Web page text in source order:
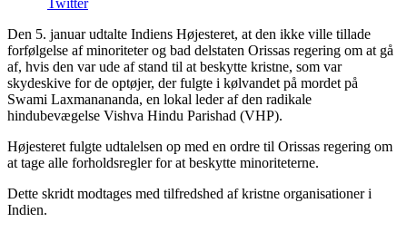
Twitter
Den 5. januar udtalte Indiens Højesteret, at den ikke ville tillade
forfølgelse af minoriteter og bad delstaten Orissas regering om at gå
af, hvis den var ude af stand til at beskytte kristne, som var
skydeskive for de optøjer, der fulgte i kølvandet på mordet på
Swami Laxmanananda, en lokal leder af den radikale
hindubevægelse Vishva Hindu Parishad (VHP).
Højesteret fulgte udtalelsen op med en ordre til Orissas regering om
at tage alle forholdsregler for at beskytte minoriteterne.
Dette skridt modtages med tilfredshed af kristne organisationer i
Indien.